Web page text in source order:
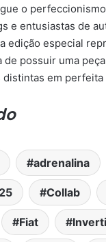
o
e entusiastas de
edição especial
possuir uma
distintas em perfeita
adrenalina
Collab
Fiat